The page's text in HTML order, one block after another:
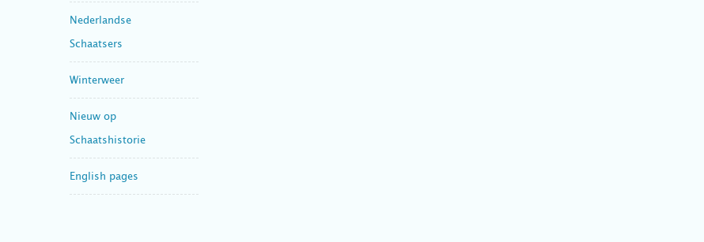
Nederlandse
Schaatsers
Winterweer
Nieuw op
Schaatshistorie
English pages